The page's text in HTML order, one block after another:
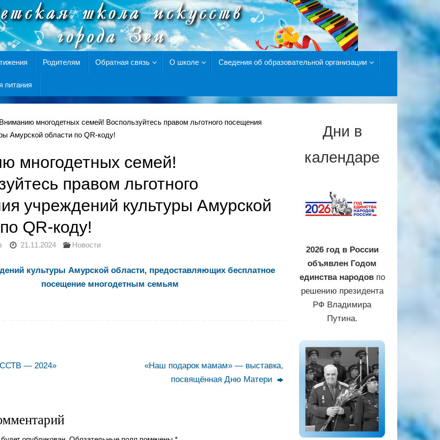
Родителям Обратная связь О школе Сведения об образовательной организации
питания
многодетных семей! Воспользуйтесь правом льготного посещения
Амурской области по QR-коду!
многодетных семей!
правом льготного
учреждений культуры Амурской
QR-коду!
21.11.2024 Новости
культуры Амурской области, предоставляющих бесплатное
посещение многодетным семьям
— 2024»
«Наш подарок мамам» — выставка,
посвящённая Дню Матери
Дни в
календаре
2026 год в России
объявлен Годом
единства народовпо
решению президента
РФ Владимира
Путина.